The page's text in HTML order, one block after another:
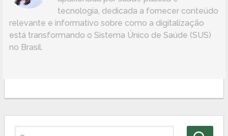
tecnologia, dedicada a fornecer conteúdo
relevante e informativo sobre como a digitalização
está transformando o Sistema Único de Saúde (SUS)
no Brasil.